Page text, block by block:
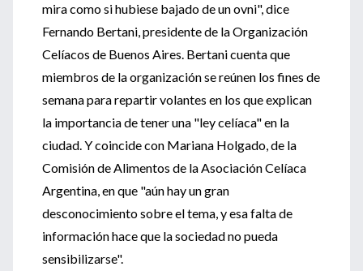
mira como si hubiese bajado de un ovni", dice
Fernando Bertani, presidente de la Organización
Celíacos de Buenos Aires. Bertani cuenta que
miembros de la organización se reúnen los fines de
semana para repartir volantes en los que explican
la importancia de tener una "ley celíaca" en la
ciudad. Y coincide con Mariana Holgado, de la
Comisión de Alimentos de la Asociación Celíaca
Argentina, en que "aún hay un gran
desconocimiento sobre el tema, y esa falta de
información hace que la sociedad no pueda
sensibilizarse".